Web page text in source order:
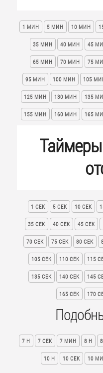
1 МИН 5 МИН 10 МИН
35 МИН 40 МИН 45
65 МИН 70 МИН 75
95 МИН 100 МИН 105
125 МИН 130 МИН 135
155 МИН 160 МИН 165
Таймеры
1 СЕК 5 СЕК 10 СЕК
35 СЕК 40 СЕК 45 СЕК
70 СЕК 75 СЕК 80 СЕК
105 СЕК 110 СЕК 115
135 СЕК 140 СЕК 145
165 СЕК 170
7 H 7 СЕК 7 МИН 8 H
10 H 10 СЕК 10